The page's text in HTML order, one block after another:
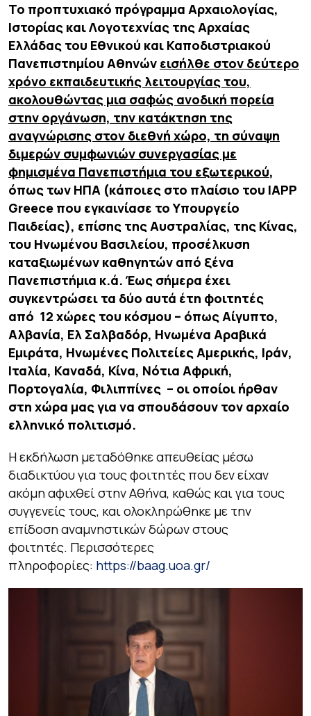
Το προπτυχιακό πρόγραμμα Αρχαιολογίας,
Ιστορίας και Λογοτεχνίας της Αρχαίας
Ελλάδας του Εθνικού και Καποδιστριακού
Πανεπιστημίου Αθηνών εισήλθε στον δεύτερο
χρόνο εκπαιδευτικής λειτουργίας του,
ακολουθώντας μια σαφώς ανοδική πορεία
στην οργάνωση, την κατάκτηση της
αναγνώρισης στον διεθνή χώρο, τη σύναψη
διμερών συμφωνιών συνεργασίας με
φημισμένα Πανεπιστήμια του εξωτερικού,
όπως των ΗΠΑ (κάποιες στο πλαίσιο του IAPP
Greece που εγκαινίασε το Υπουργείο
Παιδείας), επίσης της Αυστραλίας, της Κίνας,
του Ηνωμένου Βασιλείου, προσέλκυση
καταξιωμένων καθηγητών από ξένα
Πανεπιστήμια κ.ά. Έως σήμερα έχει
συγκεντρώσει τα δύο αυτά έτη φοιτητές
από 12 χώρες του κόσμου – όπως Αίγυπτο,
Αλβανία, Ελ Σαλβαδόρ, Ηνωμένα Αραβικά
Εμιράτα, Ηνωμένες Πολιτείες Αμερικής, Ιράν,
Ιταλία, Καναδά, Κίνα, Νότια Αφρική,
Πορτογαλία, Φιλιππίνες – οι οποίοι ήρθαν
στη χώρα μας για να σπουδάσουν τον αρχαίο
ελληνικό πολιτισμό.
Η εκδήλωση μεταδόθηκε απευθείας μέσω
διαδικτύου για τους φοιτητές που δεν είχαν
ακόμη αφιχθεί στην Αθήνα, καθώς και για τους
συγγενείς τους, και ολοκληρώθηκε με την
επίδοση αναμνηστικών δώρων στους
φοιτητές. Περισσότερες
πληροφορίες: https://baag.uoa.gr/